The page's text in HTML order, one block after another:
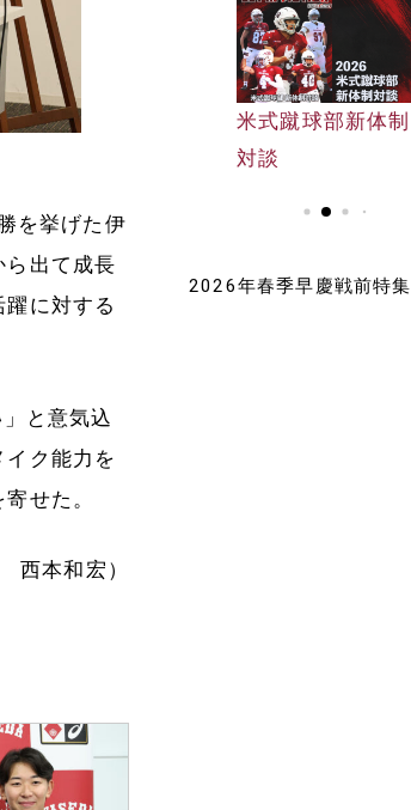
を挙げた伊
出て成長
に対する
と意気込
ク能力を
せた。
本和宏）
早大野球部選手名
鑑
米式蹴球部新体制
対談
早大野球部選手名
鑑
2026年春季早慶戦前特集